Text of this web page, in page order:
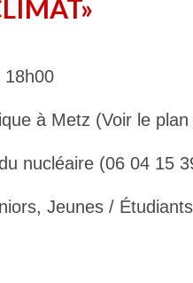
18h00
à Metz (Voir le plan
nucléaire (06 04 15
Jeunes /